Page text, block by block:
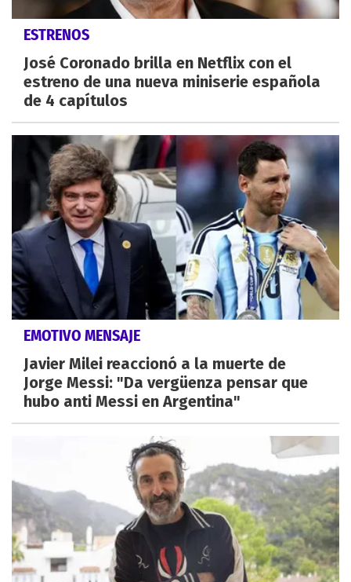
ESTRENOS
José Coronado brilla en Netflix con el
estreno de una nueva miniserie española
de 4 capítulos
EMOTIVO MENSAJE
Javier Milei reaccionó a la muerte de
Jorge Messi: "Da vergüenza pensar que
hubo anti Messi en Argentina"